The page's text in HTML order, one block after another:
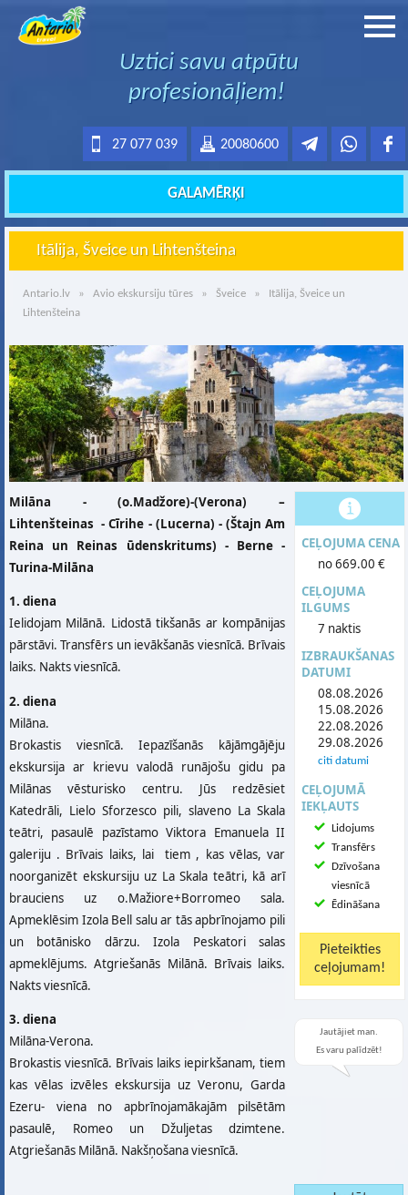
Uztici savu atpūtu
profesionāļiem!
20080600
27 077 039
GALAMĒRĶI
Itālija, Šveice un Lihtenšteina
Antario.lv » Avio ekskursiju tūres » Šveice » Itālija, Šveice un
Lihtenšteina
CEĻOJUMA CENA
no 669.00 €
CEĻOJUMA
ILGUMS
7 naktis
IZBRAUKŠANAS
DATUMI
08.08.2026
15.08.2026
22.08.2026
29.08.2026
citi datumi
CEĻOJUMĀ
IEKĻAUTS
Lidojums
Transfērs
Dzīvošana
viesnīcā
Ēdināšana
Jautājiet man.
Es varu palīdzēt!
Milāna - (o.Madžore)-(Verona) –
Lihtenšteinas - Cīrihe - (Lucerna) - (Štajn Am
Reina un Reinas ūdenskritums) - Berne -
Turina-Milāna
1. diena
Ielidojam Milānā. Lidostā tikšanās ar kompānijas
pārstāvi. Transfērs un ievākšanās viesnīcā. Brīvais
laiks. Nakts viesnīcā.
2. diena
Milāna.
Brokastis viesnīcā. Iepazīšanās kājāmgājēju
ekskursija ar krievu valodā runājošu gidu pa
Milānas vēsturisko centru. Jūs redzēsiet
Katedrāli, Lielo Sforzesco pili, slaveno La Skala
teātri, pasaulē pazīstamo Viktora Emanuela II
galeriju . Brīvais laiks, lai tiem , kas vēlas, var
noorganizēt ekskursiju uz La Skala teātri, kā arī
brauciens uz o.Mažiore+Borromeo sala.
Apmeklēsim Izola Bell salu ar tās apbrīnojamo pili
un botānisko dārzu. Izola Peskatori salas
apmeklējums. Atgriešanās Milānā. Brīvais laiks.
Nakts viesnīcā.
3. diena
Milāna-Verona.
Brokastis viesnīcā. Brīvais laiks iepirkšanam, tiem
kas vēlas izvēles ekskursija uz Veronu, Garda
Ezeru- viena no apbrīnojamākajām pilsētām
pasaulē, Romeo un Džuljetas dzimtene.
Atgriešanās Milānā. Nakšņošana viesnīcā.